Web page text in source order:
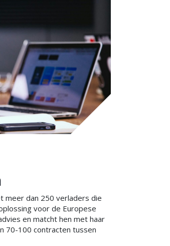
meer dan 250 verladers die
voor de Europese
en matcht hen met haar
70-100 contracten tussen